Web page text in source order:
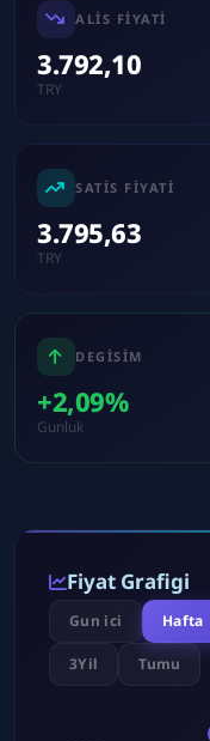
ALIS FIYATI
3.792,10
TRY
SATIS FIYATI
3.795,63
TRY
DEGISIM
+2,09%
Gunluk
Fiyat Grafigi
Gun ici Hafta
3Yil Tumu